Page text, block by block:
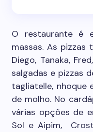
O restaurante é
massas. As pizzas
Diego, Tanaka,
salgadas e pizzas
tagliatelle,
de molho. No
várias opções de
Sol e Aipim,